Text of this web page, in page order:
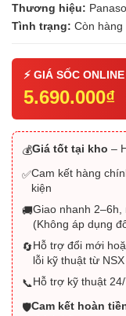
Thương hiệu:
Tình trạng: Còn hàng
5.690.000₫
💰Giá tốt tại kho –
✅Cam kết hàng
kiện
🚚Giao nhanh
(Không áp dụng
🔄Hỗ trợ đổi mới
lỗi kỹ thuật từ NSX
📞Hỗ trợ kỹ thuật
🛡️Cam kết hoàn